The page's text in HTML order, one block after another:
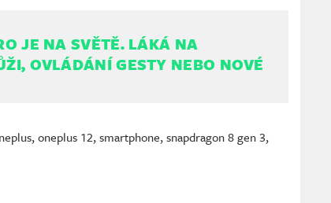
JE NA SVĚTĚ. LÁKÁ NA
OVLÁDÁNÍ GESTY NEBO NOVÉ
,oneplus 12,smartphone,snapdragon 8 gen 3,